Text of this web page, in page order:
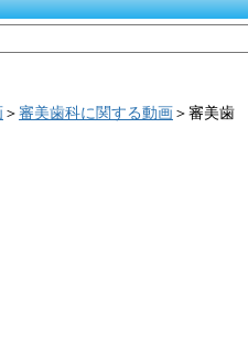
＞審美歯科に関する動画＞審美歯